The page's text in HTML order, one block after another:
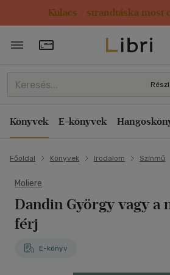
Kulacs / strandtáska most
Törzsvásárlói Kártya adatai
Könyvek E-könyvek
Főoldal Könyvek Irodalom Színmű
Moliere
Dandin György vagy a
férj
E-könyv